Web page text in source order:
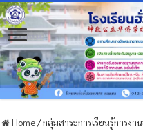
Home/กลุ่มสาระการเรียนรู้การงา